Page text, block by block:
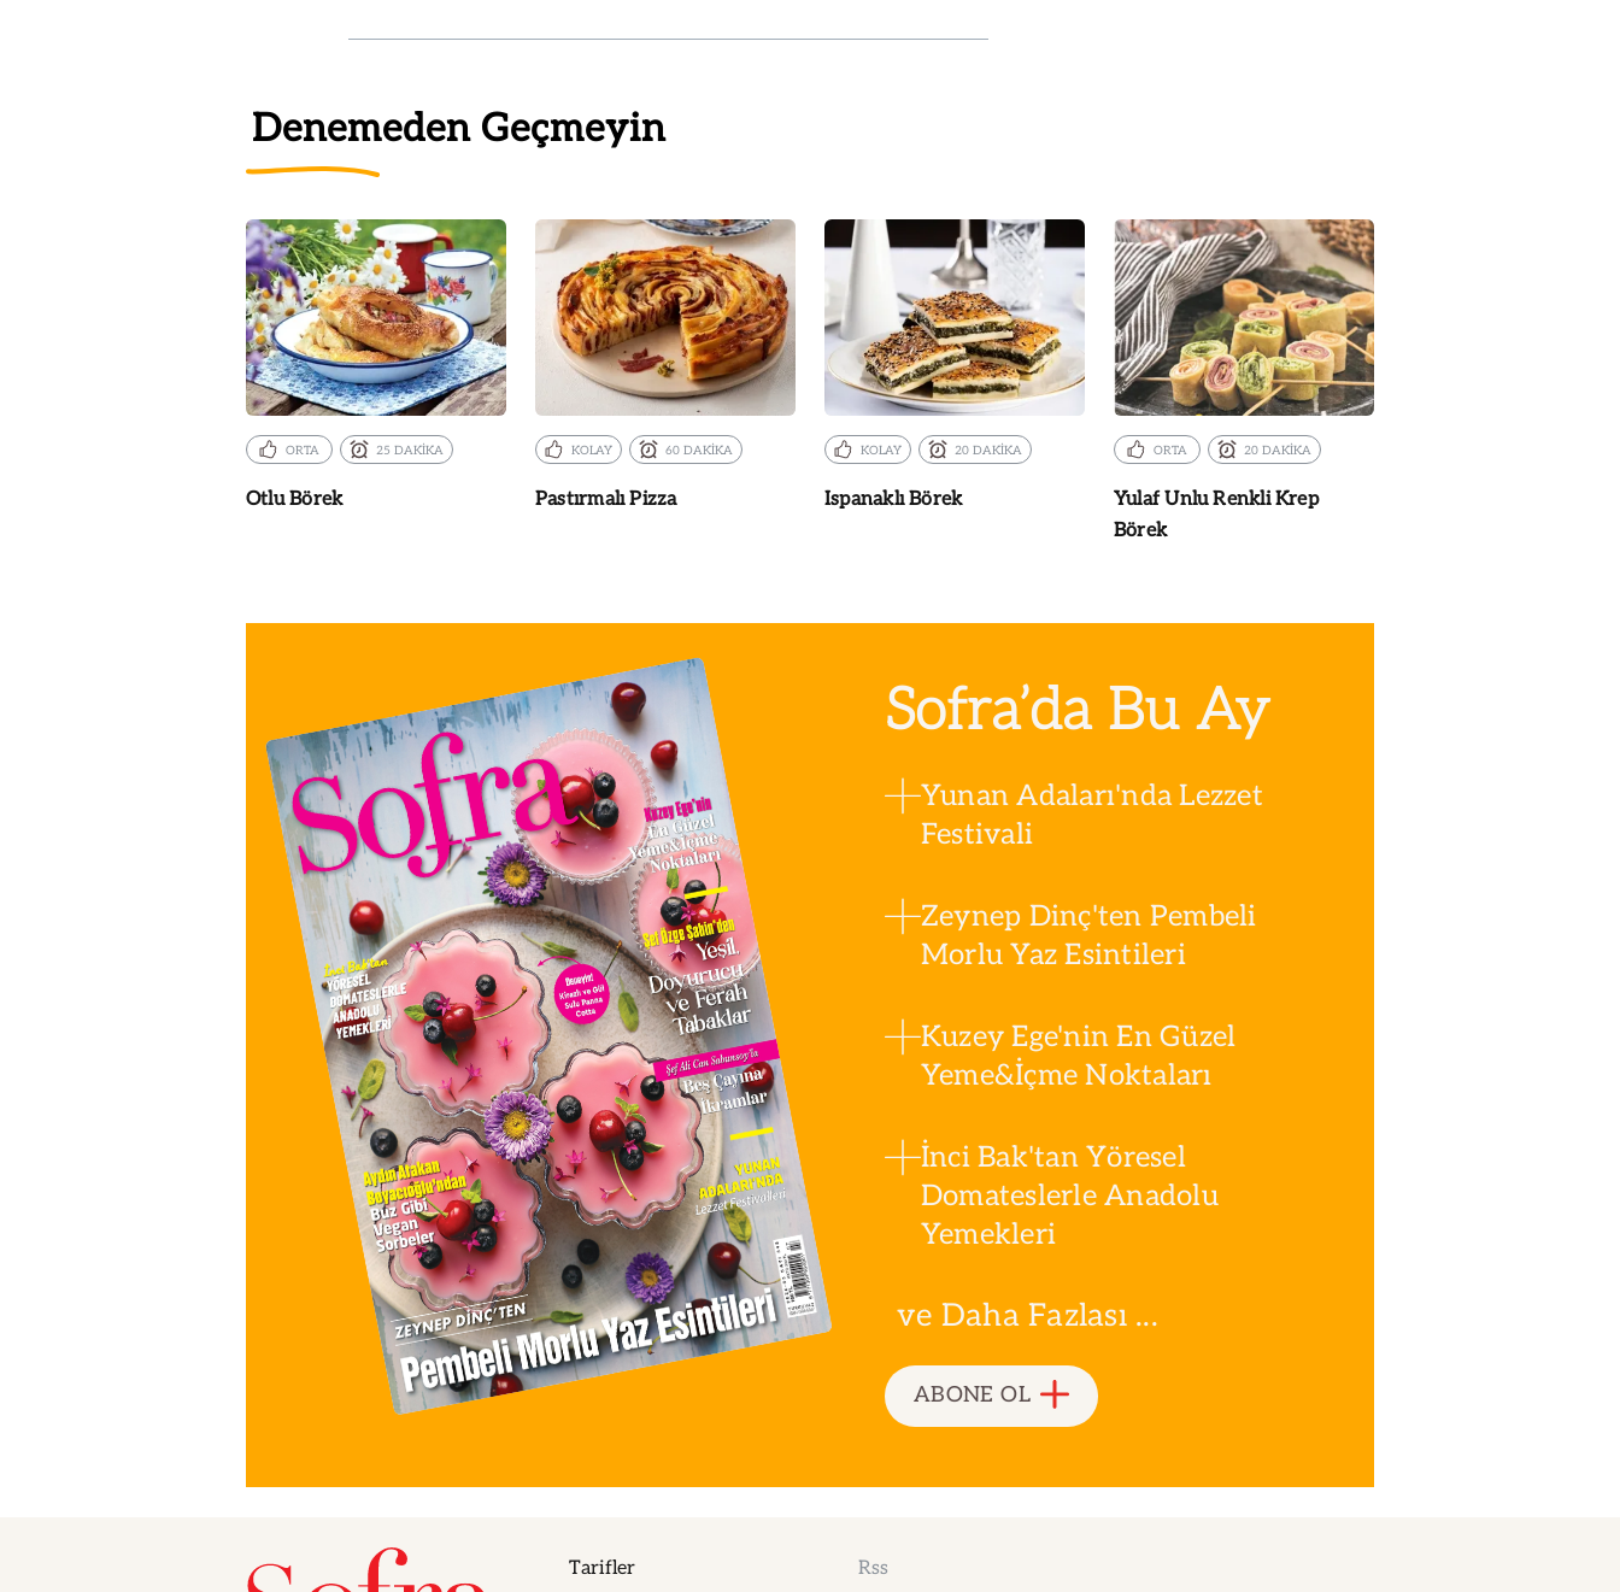
Denemeden Geçmeyin
ORTA 25 DAKİKA
Otlu Börek
KOLAY 60 DAKİKA
Pastırmalı Pizza
KOLAY 20 DAKİKA
Ispanaklı Börek
ORTA 20 DAKİKA
Yulaf Unlu Renkli Krep
Börek
Sofra’da Bu Ay
Yunan Adaları'nda Lezzet
Festivali
Zeynep Dinç'ten Pembeli
Morlu Yaz Esintileri
Kuzey Ege'nin En Güzel
Yeme&İçme Noktaları
İnci Bak'tan Yöresel
Domateslerle Anadolu
Yemekleri
ve Daha Fazlası ...
ABONE OL
Tarifler Rss